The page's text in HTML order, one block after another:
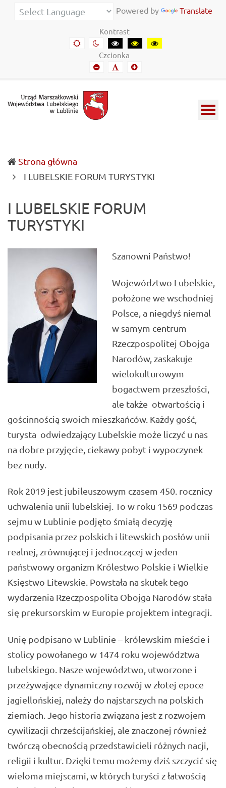
Urząd
Informacje
Lubelszczyźnie
Powered by Translate
Kontrast
Domyślny
kontrast
Kontrast
nocny
Kontrast
czarny-
biały
Kontrast
czarny-
Kontrast
żółto-
Czcionka
Mniejszy
font
Domyślny
font
Mniejszy
Strona główna
I LUBELSKIE FORUM TURYSTYKI
I LUBELSKIE FORUM
TURYSTYKI
Szanowni Państwo!
Województwo Lubelskie,
położone we wschodniej
Polsce, a niegdyś niemal
w samym centrum
Rzeczpospolitej Obojga
Narodów, zaskakuje
wielokulturowym
bogactwem przeszłości,
ale także otwartością i
gościnnością swoich mieszkańców. Każdy gość,
turysta odwiedzający Lubelskie może liczyć u nas
na dobre przyjęcie, ciekawy pobyt i wypoczynek
bez nudy.
Rok 2019 jest jubileuszowym czasem 450. rocznicy
uchwalenia unii lubelskiej. To w roku 1569 podczas
sejmu w Lublinie podjęto śmiałą decyzję
podpisania przez polskich i litewskich posłów unii
realnej, zrównującej i jednoczącej w jeden
państwowy organizm Królestwo Polskie i Wielkie
Księstwo Litewskie. Powstała na skutek tego
wydarzenia Rzeczpospolita Obojga Narodów stała
się prekursorskim w Europie projektem integracji.
Unię podpisano w Lublinie – królewskim mieście i
stolicy powołanego w 1474 roku województwa
lubelskiego. Nasze województwo, utworzone i
przeżywające dynamiczny rozwój w złotej epoce
jagiellońskiej, należy do najstarszych na polskich
ziemiach. Jego historia związana jest z rozwojem
cywilizacji chrześcijańskiej, ale znaczonej również
twórczą obecnością przedstawicieli różnych nacji,
religii i kultur. Dzięki temu możemy dziś szczycić się
wieloma miejscami, w których turyści z łatwością